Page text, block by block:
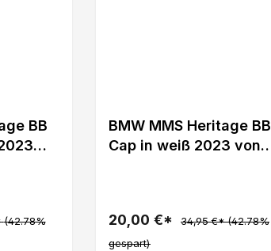
BB
(42.78%
BMW MMS Heritage BB
Cap in weiß 2023 von
20,00 €* 34,95 €*(42.78%
gespart)